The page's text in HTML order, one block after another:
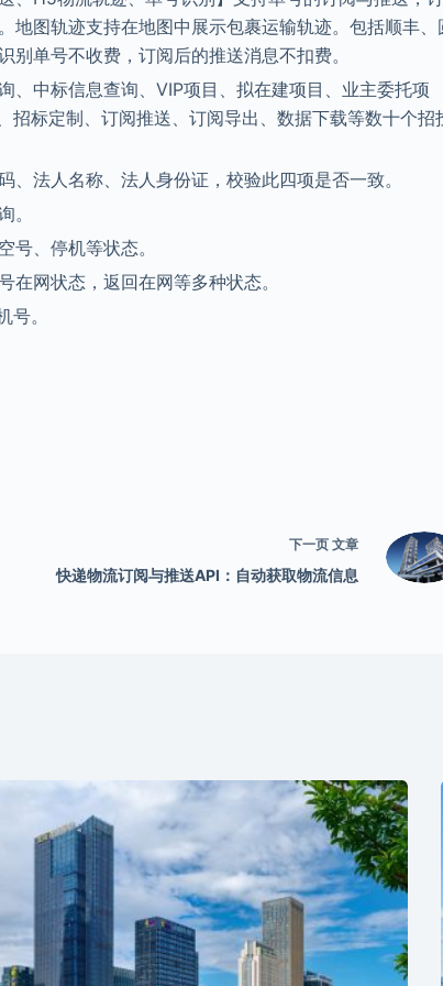
地图轨迹支持在地图中展示包裹运输轨迹。包括顺丰、
单号不收费，订阅后的推送消息不扣费。
、中标信息查询、VIP项目、拟在建项目、业主委托项
招标定制、订阅推送、订阅导出、数据下载等数十个招
、法人名称、法人身份证，校验此四项是否一致。
。
号、停机等状态。
在网状态，返回在网等多种状态。
号。
下一页 文章
快递物流订阅与推送API：自动获取物流信息